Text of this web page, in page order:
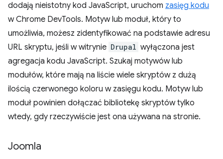
dodają nieistotny kod JavaScript, uruchom zasięg kodu
w Chrome DevTools. Motyw lub moduł, który to
umożliwia, możesz zidentyfikować na podstawie adresu
URL skryptu, jeśli w witrynie Drupal wyłączona jest
agregacja kodu JavaScript. Szukaj motywów lub
modułów, które mają na liście wiele skryptów z dużą
ilością czerwonego koloru w zasięgu kodu. Motyw lub
moduł powinien dołączać bibliotekę skryptów tylko
wtedy, gdy rzeczywiście jest ona używana na stronie.
Joomla